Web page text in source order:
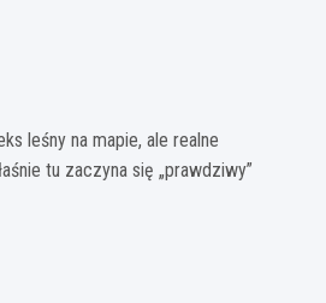
leśny na mapie, ale realne
tu zaczyna się „prawdziwy”